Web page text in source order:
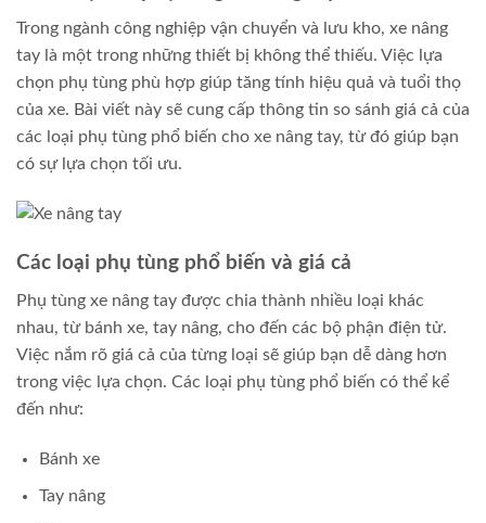
Trong ngành công nghiệp vận chuyển và lưu kho, xe nâng
tay là một trong những thiết bị không thể thiếu. Việc lựa
chọn phụ tùng phù hợp giúp tăng tính hiệu quả và tuổi thọ
của xe. Bài viết này sẽ cung cấp thông tin so sánh giá cả của
các loại phụ tùng phổ biến cho xe nâng tay, từ đó giúp bạn
có sự lựa chọn tối ưu.
Các loại phụ tùng phổ biến và giá cả
Phụ tùng xe nâng tay được chia thành nhiều loại khác
nhau, từ bánh xe, tay nâng, cho đến các bộ phận điện tử.
Việc nắm rõ giá cả của từng loại sẽ giúp bạn dễ dàng hơn
trong việc lựa chọn. Các loại phụ tùng phổ biến có thể kể
đến như:
Bánh xe
Tay nâng